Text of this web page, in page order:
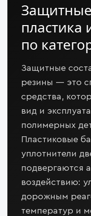
пластика
по
Защитные
резины — это
средства,
вид и
полимерных
Пластиковые
уплотнители
подвергаются
воздействию:
дорожным
температур и